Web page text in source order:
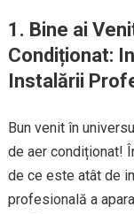
1. Bine ai
Condiționat:
Instalării
Bun venit în
de aer condiționat!
de ce este atât de
profesională a